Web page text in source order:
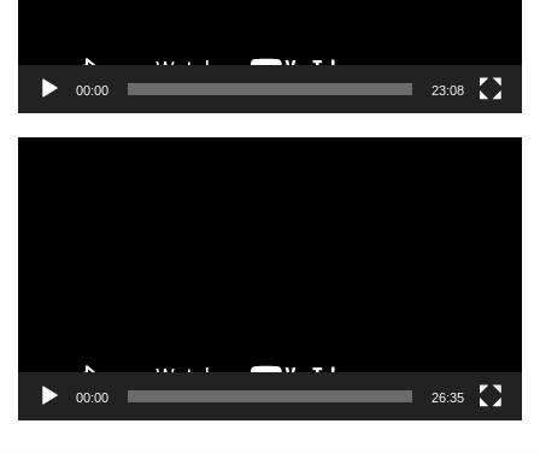
00:00 23:08
00:00 26:35